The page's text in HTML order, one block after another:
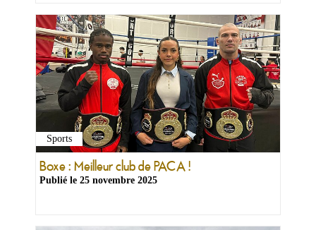
Sports
Boxe : Meilleur club de PACA !
Publié le 25 novembre 2025